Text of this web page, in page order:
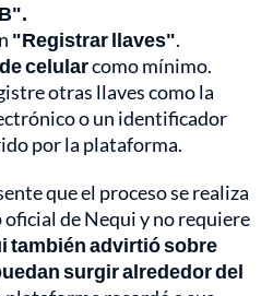
"Registrar llaves".
celularcomo mínimo.
otras llaves como la
o un identificador
por la plataforma.
que el proceso se realiza
de Nequi y no requiere
también advirtió sobre
surgir alrededor del